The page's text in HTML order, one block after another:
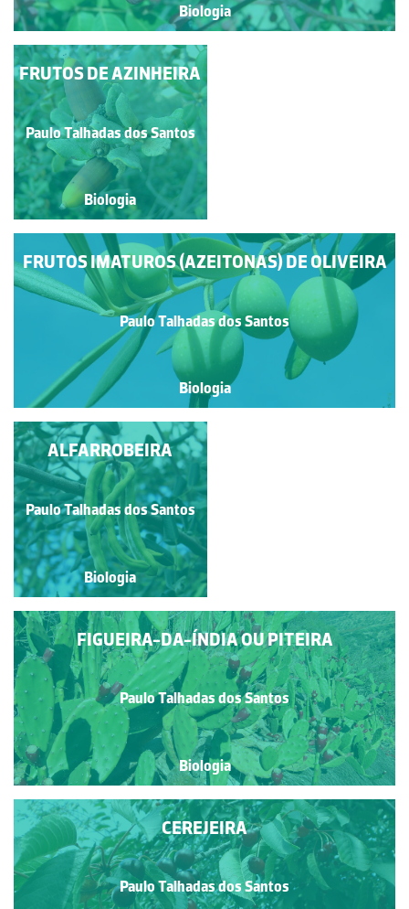
Biologia
FRUTOS (GLANDES)
DE CARRASCO
Paulo Talhadas dos Santos
Biologia
FRUTOS IMATUROS (AZEITONAS) DE OLIVEIRA
Paulo Talhadas dos Santos
Biologia
FRUTOS DE AZINHEIRA
Paulo Talhadas dos Santos
Biologia
FRUTOS DE
MEDRONHEIRO
Paulo Talhadas dos Santos
Biologia
FIGUEIRA-DA-ÍNDIA OU PITEIRA
Paulo Talhadas dos Santos
Biologia
CEREJEIRA
Paulo Talhadas dos Santos
ALFARROBEIRA
Paulo Talhadas dos Santos
Biologia